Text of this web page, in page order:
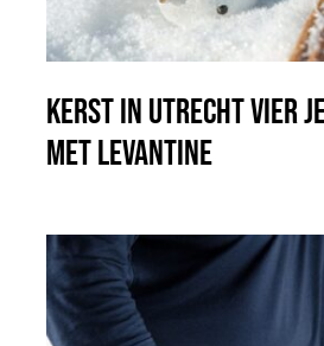
Kerst in Utrecht vier
met Levantine